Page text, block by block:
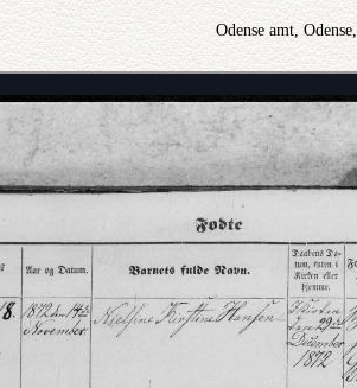
Odense amt,